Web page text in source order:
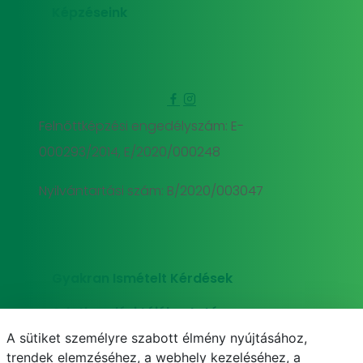
Felnőttképzési engedélyszám: E-
000293/2014, E/2020/000248
Nyilvántartási szám: B/2020/003047
Gyakran Ismételt Kérdések
Adatkezelési tájékoztató
Süti (cookie) tájékoztató
A sütiket személyre szabott élmény nyújtásához,
trendek elemzéséhez, a webhely kezeléséhez, a